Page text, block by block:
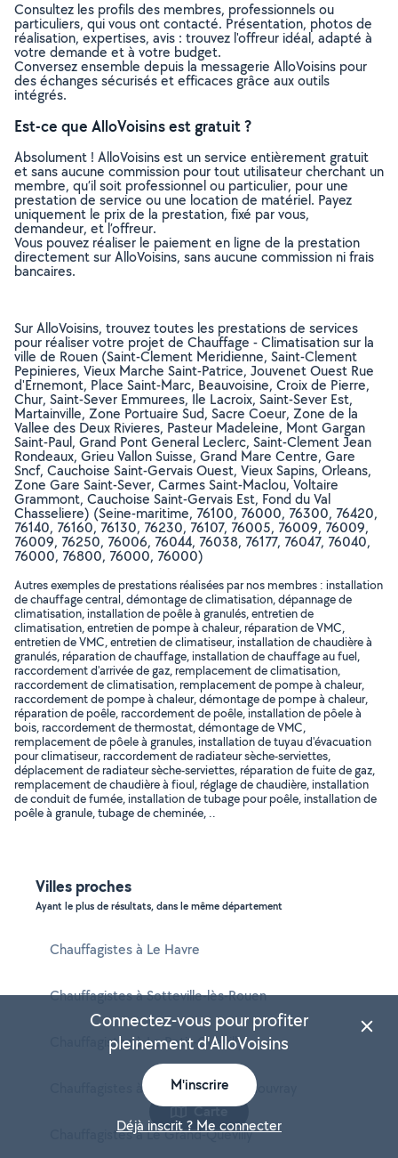
Consultez les profils des membres, professionnels ou
particuliers, qui vous ont contacté. Présentation, photos de
réalisation, expertises, avis : trouvez l'offreur idéal, adapté à
votre demande et à votre budget.
Conversez ensemble depuis la messagerie AlloVoisins pour
des échanges sécurisés et efficaces grâce aux outils
intégrés.
Est-ce que AlloVoisins est gratuit ?
Absolument ! AlloVoisins est un service entièrement gratuit
et sans aucune commission pour tout utilisateur cherchant un
membre, qu’il soit professionnel ou particulier, pour une
prestation de service ou une location de matériel. Payez
uniquement le prix de la prestation, fixé par vous,
demandeur, et l’offreur.
Vous pouvez réaliser le paiement en ligne de la prestation
directement sur AlloVoisins, sans aucune commission ni frais
bancaires.
Sur AlloVoisins, trouvez toutes les prestations de services
pour réaliser votre projet de Chauffage - Climatisation sur la
ville de Rouen (Saint-Clement Meridienne, Saint-Clement
Pepinieres, Vieux Marche Saint-Patrice, Jouvenet Ouest Rue
d'Ernemont, Place Saint-Marc, Beauvoisine, Croix de Pierre,
Chur, Saint-Sever Emmurees, Ile Lacroix, Saint-Sever Est,
Martainville, Zone Portuaire Sud, Sacre Coeur, Zone de la
Vallee des Deux Rivieres, Pasteur Madeleine, Mont Gargan
Saint-Paul, Grand Pont General Leclerc, Saint-Clement Jean
Rondeaux, Grieu Vallon Suisse, Grand Mare Centre, Gare
Sncf, Cauchoise Saint-Gervais Ouest, Vieux Sapins, Orleans,
Zone Gare Saint-Sever, Carmes Saint-Maclou, Voltaire
Grammont, Cauchoise Saint-Gervais Est, Fond du Val
Chasseliere) (Seine-maritime, 76100, 76000, 76300, 76420,
76140, 76160, 76130, 76230, 76107, 76005, 76009, 76009,
76009, 76250, 76006, 76044, 76038, 76177, 76047, 76040,
76000, 76800, 76000, 76000)
Autres exemples de prestations réalisées par nos membres : installation
de chauffage central, démontage de climatisation, dépannage de
climatisation, installation de poêle à granulés, entretien de
climatisation, entretien de pompe à chaleur, réparation de VMC,
entretien de VMC, entretien de climatiseur, installation de chaudière à
granulés, réparation de chauffage, installation de chauffage au fuel,
raccordement d'arrivée de gaz, remplacement de climatisation,
raccordement de climatisation, remplacement de pompe à chaleur,
raccordement de pompe à chaleur, démontage de pompe à chaleur,
réparation de poêle, raccordement de poêle, installation de pôele à
bois, raccordement de thermostat, démontage de VMC,
remplacement de pôele à granules, installation de tuyau d'évacuation
pour climatiseur, raccordement de radiateur sèche-serviettes,
déplacement de radiateur sèche-serviettes, réparation de fuite de gaz,
remplacement de chaudière à fioul, réglage de chaudière, installation
de conduit de fumée, installation de tubage pour poêle, installation de
poêle à granule, tubage de cheminée, ..
Villes proches
Ayant le plus de résultats, dans le même département
Chauffagistes à Le Havre
Chauffagistes à Sotteville-lès-Rouen
Chauffagistes à Le Petit-Quevilly
Chauffagistes à Saint-Étienne-du-Rouvray
Chauffagistes à Le Grand-Quevilly
Carte
Connectez-vous pour profiter
pleinement d'AlloVoisins
M'inscrire
Déjà inscrit ? Me connecter